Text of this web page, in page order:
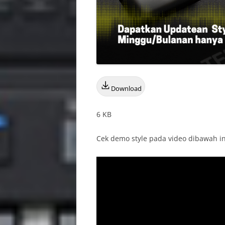
Download
6 KB
Cek demo style pada video dibawah